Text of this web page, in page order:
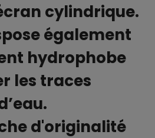
cylindrique.
également
hydrophobe
les traces
d'originalité